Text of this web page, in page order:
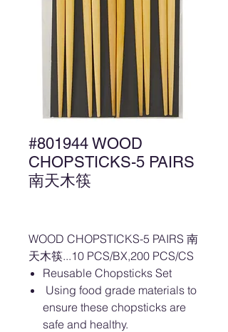
#801944 WOOD
CHOPSTICKS-5 PAIRS
南天木筷
WOOD CHOPSTICKS-5 PAIRS 南
天木筷...10 PCS/BX,200 PCS/CS
Reusable Chopsticks Set
Using food grade materials to
ensure these chopsticks are
safe and healthy.